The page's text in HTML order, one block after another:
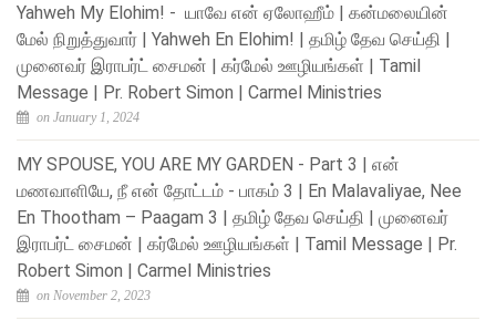
Yahweh My Elohim! - யாவே என் ஏலோஹீம் | கன்மலையின்
மேல் நிறுத்துவார் | Yahweh En Elohim! | தமிழ் தேவ செய்தி |
முனைவர் இராபர்ட் சைமன் | கர்மேல் ஊழியங்கள் | Tamil
Message | Pr. Robert Simon | Carmel Ministries
on January 1, 2024
MY SPOUSE, YOU ARE MY GARDEN - Part 3 | என்
மணவாளியே, நீ என் தோட்டம் - பாகம் 3 | En Malavaliyae, Nee
En Thootham – Paagam 3 | தமிழ் தேவ செய்தி | முனைவர்
இராபர்ட் சைமன் | கர்மேல் ஊழியங்கள் | Tamil Message | Pr.
Robert Simon | Carmel Ministries
on November 2, 2023